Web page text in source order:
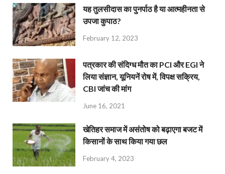
यह तुलसीदास का पुनर्पाठ है या आत्महीनता से
उपजा कुपाठ?
February 12, 2023
पत्रकार की संदिग्ध मौत का PCI और EGI ने
लिया संज्ञान, यूनियनें रोष में, विपक्ष सक्रिय,
CBI जांच की मांग
June 16, 2021
खेतिहर समाज में असंतोष को बढ़ाएगा बजट में
किसानों के साथ किया गया छल
February 4, 2023